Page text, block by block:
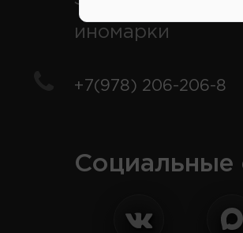
иномарки
+7(978) 206-206-8
Социальные